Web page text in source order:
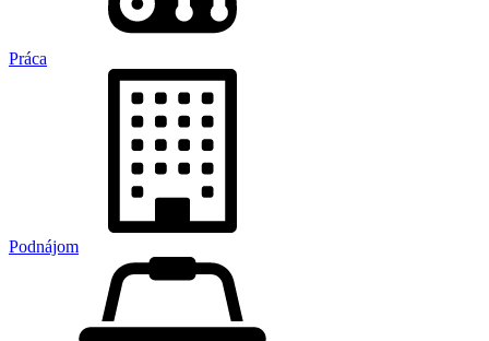
Práca
Podnájom